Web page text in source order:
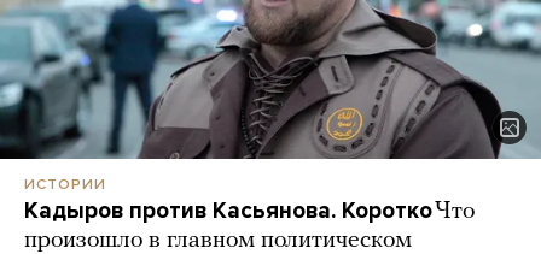
ИСТОРИИ
Кадыров против Касьянова. КороткоЧто
произошло в главном политическом